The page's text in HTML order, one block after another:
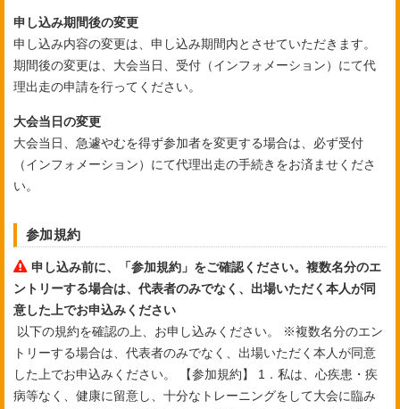
申し込み期間後の変更
申し込み内容の変更は、申し込み期間内とさせていただきます。
期間後の変更は、大会当日、受付（インフォメーション）にて代
理出走の申請を行ってください。
大会当日の変更
大会当日、急遽やむを得ず参加者を変更する場合は、必ず受付
（インフォメーション）にて代理出走の手続きをお済ませくださ
い。
参加規約
申し込み前に、「参加規約」をご確認ください。複数名分のエ
ントリーする場合は、代表者のみでなく、出場いただく本人が同
意した上でお申込みください
以下の規約を確認の上、お申し込みください。
※複数名分のエン
トリーする場合は、代表者のみでなく、出場いただく本人が同意
した上でお申込みください。
【参加規約】
1．私は、心疾患・疾
病等なく、健康に留意し、十分なトレーニングをして大会に臨み